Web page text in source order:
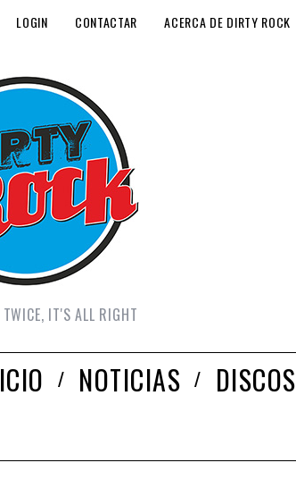
LOGIN CONTACTAR ACERCA DE DIRTY ROCK
IT'S ALL RIGHT
NOTICIAS DISCOS